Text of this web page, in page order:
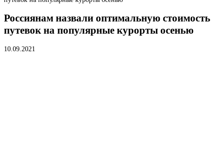
Россиянам назвали оптимальную стоимость
путевок на популярные курорты осенью
10.09.2021